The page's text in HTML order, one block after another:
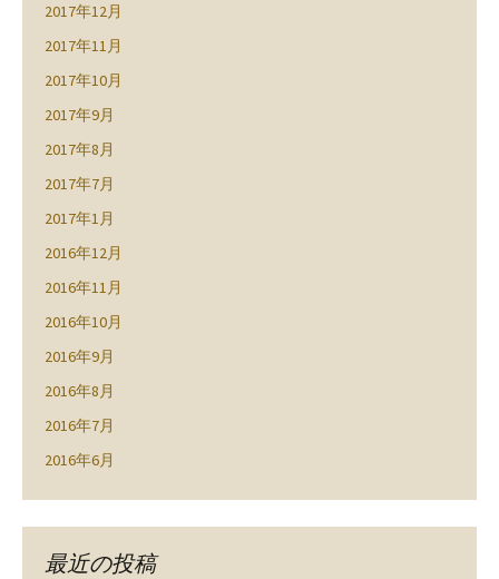
2017年12月
2017年11月
2017年10月
2017年9月
2017年8月
2017年7月
2017年1月
2016年12月
2016年11月
2016年10月
2016年9月
2016年8月
2016年7月
2016年6月
最近の投稿